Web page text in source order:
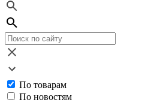
По товарам
По новостям